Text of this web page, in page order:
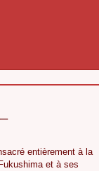
entièrement à la
et à ses